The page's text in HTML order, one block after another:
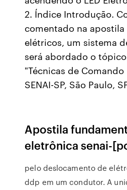
2. Índice Introdução.
comentado na
elétricos, um sistema
será abordado o
"Técnicas de
SENAI-SP, São Paulo,
Apostila
eletrônica senai-
pelo deslocamento de
ddp em um condutor. A